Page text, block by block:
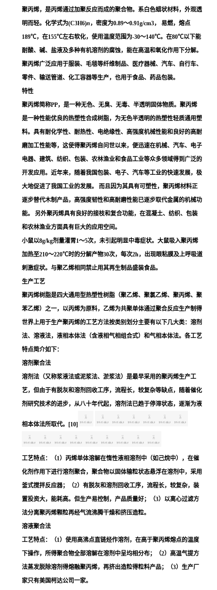
聚丙烯，是丙烯通过加聚反应而成的聚合物。系白色蜡状材料，外观透
明而轻。化学式为(C3H6)n ，密度为0.89～0.91g/cm3， 易燃，熔点
189℃，在155℃左右软化，使用温度范围为-30～140℃。在80℃以下能
耐酸、碱、盐液及多种有机溶剂的腐蚀，能在高温和氧化作用下分解。
聚丙烯广泛应用于服装、毛毯等纤维制品、医疗器械、汽车、自行车、
零件、输送管道、化工容器等生产，也用于食品、药品包装。
特性
聚丙烯简称PP，是一种无色、无臭、无毒、半透明固体物质。 聚丙烯
是一种性能优良的热塑性合成树脂，为无色半透明的热塑性轻质通用塑
料。具有耐化学性、耐热性、电绝缘性、高强度机械性能和良好的高耐
磨加工性能等，这使得聚丙烯自问世以来，便迅速在机械、汽车、电子
电器、建筑、纺织、包装、农林渔业和食品工业等众多领域得到广泛的
开发应用。 近年来，随着我国包装、电子、汽车等工业的快速发展，极
大地促进了我国工业的发展。 而且因为其具有可塑性，聚丙烯材料正
逐步替代木制产品，高强度韧性和高耐磨性能已逐步取代金属的机械功
能。 另外聚丙烯具有良好的接枝和复合功能，在混凝土、纺织、包装
和农林渔业方面具有巨大的应用空间。
小鼠以8g/kg剂量灌胃1～5次，未引起明显中毒症状。大鼠吸入聚丙烯
加热至210～220℃时的分解产物30次，每次2h，出现眼粘膜及上呼吸道
刺激症状。与聚乙烯相同禁止用其再生制品盛装食品。
生产工艺
聚丙烯树脂是四大通用型热塑性树脂 （聚乙烯、 聚氯乙烯、聚丙烯、 聚
苯乙烯）之一，以丙烯为原料， 乙烯为共聚单体通过聚合反应生产制得
世界上用于生产聚丙烯的工艺方法按类别划分主要有以下几大类：溶剂
法、溶液法，液相本体法（含液相气相组合式）和气相本体法。各工艺
特点简介如下：
溶剂聚合法
溶剂法（又称浆液法或泥浆法、淤浆法）是最早采用的聚丙烯生产工
艺，但由于有脱灰和溶剂回收工序，流程长，较复杂等缺点，随着催化
剂研究技术的进步，从八十年代起，溶剂法已趋于停滞状态，逐渐为液
相本体法所取代。 [10]
工艺特点：（1）丙烯单体溶解在惰性液相溶剂中（如己烷中），在催
化剂作用下进行溶剂聚合，聚合物以固体输粒状态悬浮在溶剂中，采用
釜式搅拌反应器；（2）有脱灰和溶剂回收工序，流程长，较复杂，装
置投资大，能耗高。但生产易控制，产品质量好；（3）以离心过滤方
法分离聚丙烯颗粒再经气流沸腾干燥和挤压造粒。
溶液聚合法
工艺特点：（1）使用高沸点直链烃作溶剂，在高于聚丙烯熔点的温度
下操作，所得聚合物全部溶解在溶剂中呈均相分布；（2）高温气提方
法蒸发脱除溶剂得熔融聚丙烯，再挤出造粒得粒料产品；（3）生产厂
家只有美国柯达公司一家。